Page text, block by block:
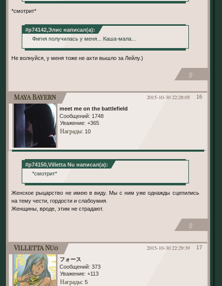
*смотрит*
#p74142,Элис написал(а):
Фигня получилась у меня... Каша-мала...
Не волнуйся, у меня тоже не ахти вышло за Лейлу.)
0
16
2015-10-30 22:28:05
Maya Bayern
meet me on the battlefield
Сообщений: 1748
Уважение: +365
Награды: 10
#p74150,Villetta Nu написал(а):
*смотрит*
Женское рыцарство не имею в виду. Мы с ним уже однажды сцепились
на тему чести, гордости и слабоумия.
Женщины, вроде, этим не страдают.
0
17
2015-10-30 22:29:39
Villetta Nu0
フォース
Сообщений: 373
Уважение: +113
Награды: 5